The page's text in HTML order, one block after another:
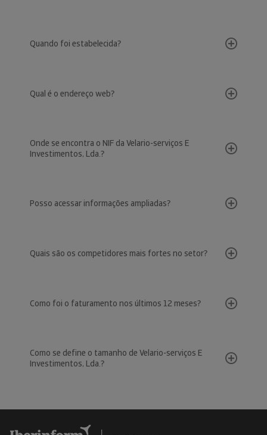
Quando foi estabelecida?
Qual é o endereço web?
Onde se encontra o NIF da Velario-serviços E
Investimentos, Lda.?
Posso acessar informações ampliadas?
Quais são os competidores mais fortes no setor?
Como foi o faturamento nos últimos 12 meses?
Como se define o tamanho de Velario-serviços E
Investimentos, Lda.?